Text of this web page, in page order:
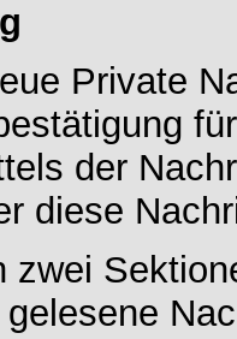
Private
der
diese
zwei